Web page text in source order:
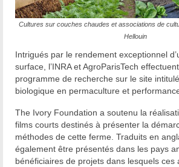
Cultures sur couches chaudes et associations de
Hellouin
Intrigués par le rendement exceptionnel
surface, l’INRA et AgroParisTech
programme de recherche sur le site
biologique en permaculture et
The Ivory Foundation a soutenu la
films courts destinés à présenter la
méthodes de cette ferme. Traduits en
également être présentés dans les pays
bénéficiaires de projets dans lesquels ces